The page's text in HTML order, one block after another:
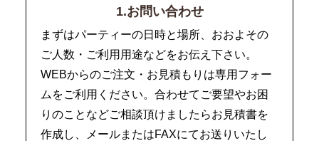
1.お問い合わせ
まずはパーティーの日時と場所、おおよその
ご人数・ご利用用途などをお伝え下さい。
WEBからのご注文・お見積もりは専用フォー
ムをご利用ください。合わせてご要望やお困
りのことなどご相談頂けましたらお見積書を
作成し、メールまたはFAXにてお送りいたし